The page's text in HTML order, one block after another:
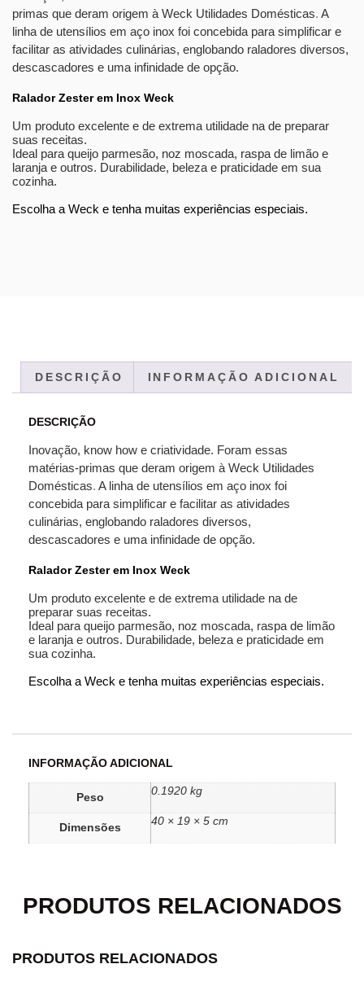
primas que deram origem à Weck Utilidades Domésticas. A
linha de utensílios em aço inox foi concebida para simplificar e
facilitar as atividades culinárias, englobando raladores diversos,
descascadores e uma infinidade de opção.
Ralador Zester em Inox Weck
Um produto excelente e de extrema utilidade na de preparar
suas receitas.
Ideal para queijo parmesão, noz moscada, raspa de limão e
laranja e outros. Durabilidade, beleza e praticidade em sua
cozinha.
Escolha a Weck e tenha muitas experiências especiais.
DESCRIÇÃO INFORMAÇÃO ADICIONAL
DESCRIÇÃO
Inovação, know how e criatividade. Foram essas
matérias-primas que deram origem à Weck Utilidades
Domésticas. A linha de utensílios em aço inox foi
concebida para simplificar e facilitar as atividades
culinárias, englobando raladores diversos,
descascadores e uma infinidade de opção.
Ralador Zester em Inox Weck
Um produto excelente e de extrema utilidade na de
preparar suas receitas.
Ideal para queijo parmesão, noz moscada, raspa de limão
e laranja e outros. Durabilidade, beleza e praticidade em
sua cozinha.
Escolha a Weck e tenha muitas experiências especiais.
INFORMAÇÃO ADICIONAL
Peso
0.1920 kg
Dimensões
40 × 19 × 5 cm
PRODUTOS RELACIONADOS
PRODUTOS RELACIONADOS